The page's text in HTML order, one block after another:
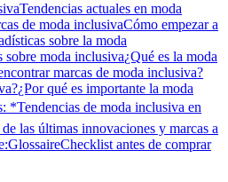
Tendencias actuales en moda
de moda inclusivaCómo empezar a
sobre la moda
sobre moda inclusiva¿Qué es la moda
marcas de moda inclusiva?
¿Por qué es importante la moda
*Tendencias de moda inclusiva en
las últimas innovaciones y marcas a
GlossaireChecklist antes de comprar